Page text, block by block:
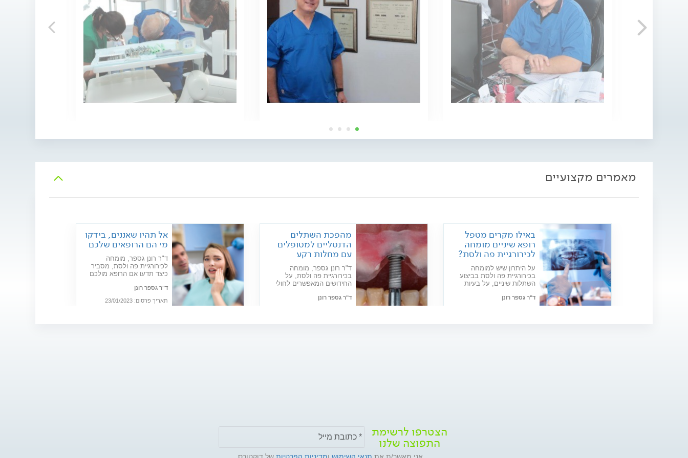
מאמרים מקצועיים
באילו מקרים מטפל
רופא שיניים מומחה
לכירורגיית פה ולסת?
על היתרון שיש למומחה
בכירורגיית פה ולסת בביצוע
השתלות שיניים, על בעיות
מעמיק ועל השיטות שהוכחו
ד"ר גספר רונן
מהפכת השתלים
הדנטליים למטופלים
עם מחלות רקע
ד"ר רונן גספר, מומחה
בכירורגיית פה ולסת, על
החידושים המאפשרים לחולי
בריאותיות מורכבות לעבור
ד"ר גספר רונן
אל תהיו שאננים, בידקו
מי הם הרופאים שלכם
ד"ר רונן גספר, מומחה
לכירורגיית פה ולסת, מסביר
כיצד תדעו אם הרופא מולכם
ומקצועי, ממי צריך להיזהר
בכירורגיה של פה ולסת
ד"ר גספר רונן
תאריך פרסום: 23/01/2023
הצטרפו לרשימת
התפוצה שלנו